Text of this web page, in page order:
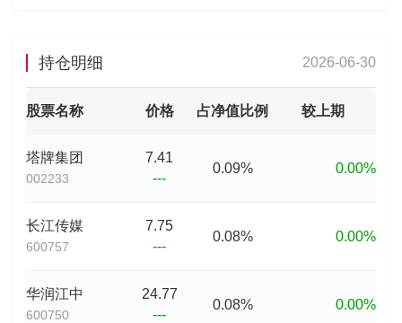
持仓明细 2026-06-30
股票名称 价格 占净值比例 较上期
塔牌集团
002233
7.41
---
0.09% 0.00%
长江传媒
600757
7.75
---
0.08% 0.00%
华润江中
600750
24.77
---
0.08% 0.00%